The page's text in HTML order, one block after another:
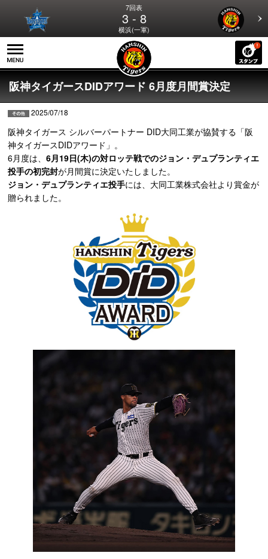
7回表
3 - 8
横浜(一軍)
阪神タイガースDIDアワード 6月度月間賞決定
2025/07/18
阪神タイガース シルバーパートナー DID大同工業が協賛する「阪
神タイガースDIDアワード」。
6月度は、 6月19日(木)の対ロッテ戦でのジョン・デュプランティエ
投手の初完封が月間賞に決定いたしました。
ジョン・デュプランティエ投手には、大同工業株式会社より賞金が
贈られました。